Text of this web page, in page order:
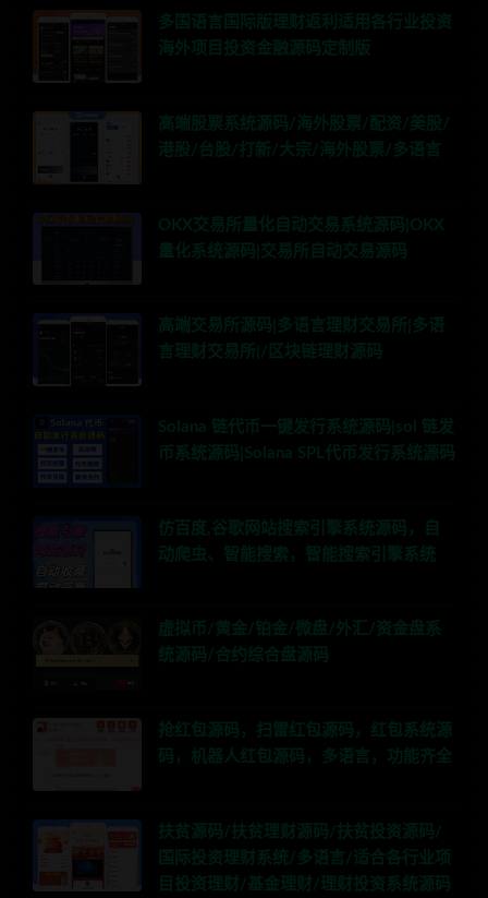
多国语言国际版理财返利适用各行业投资
海外项目投资金融源码定制版
高端股票系统源码/海外股票/配资/美股/
港股/台股/打新/大宗/海外股票/多语言
OKX交易所量化自动交易系统源码|OKX
量化系统源码|交易所自动交易源码
高端交易所源码|多语言理财交易所|多语
言理财交易所|/区块链理财源码
Solana 链代币一键发行系统源码|sol 链发
币系统源码|Solana SPL代币发行系统源码
仿百度,谷歌网站搜索引擎系统源码，自
动爬虫、智能搜索，智能搜索引擎系统
虚拟币/黄金/铂金/微盘/外汇/资金盘系
统源码/合约综合盘源码
抢红包源码，扫雷红包源码，红包系统源
码，机器人红包源码，多语言，功能齐全
扶贫源码/扶贫理财源码/扶贫投资源码/
国际投资理财系统/多语言/适合各行业项
目投资理财/基金理财/理财投资系统源码